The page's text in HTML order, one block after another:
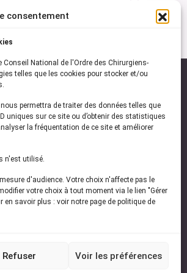
consentement
Conseil National de l'Ordre des Chirurgiens-
telles que les cookies pour stocker et/ou
permettra de traiter des données telles que
uniques sur ce site ou d’obtenir des statistiques
la fréquentation de ce site et améliorer
n'est utilisé.
d'audience. Votre choix n'affecte pas le
votre choix à tout moment via le lien "Gérer
en savoir plus : voir notre page de politique de
Refuser Voir les préférences
newsletter
de l'ONCD